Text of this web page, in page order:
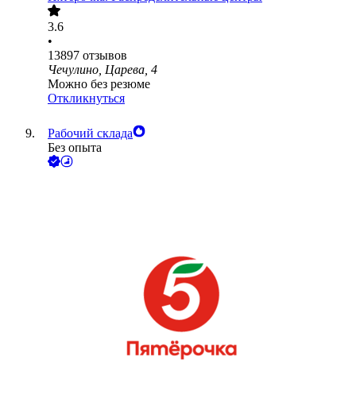
3.6
•
13897 отзывов
Чечулино, Царева, 4
Можно без резюме
Откликнуться
Рабочий склада
Без опыта